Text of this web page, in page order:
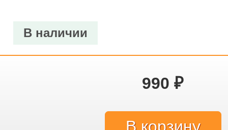
В наличии
990 ₽